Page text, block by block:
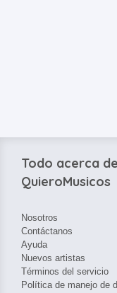
Todo acerca de
QuieroMusicos
Nosotros
Contáctanos
Ayuda
Nuevos artistas
Términos del servicio
Política de manejo de